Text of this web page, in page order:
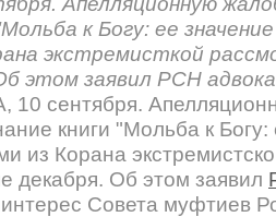
к Богу: ее
экстремисткой
этом заявил РСН
сентября.
книги "Мольба к
из Корана
декабря. Об этом заявил
Совета муфтиев